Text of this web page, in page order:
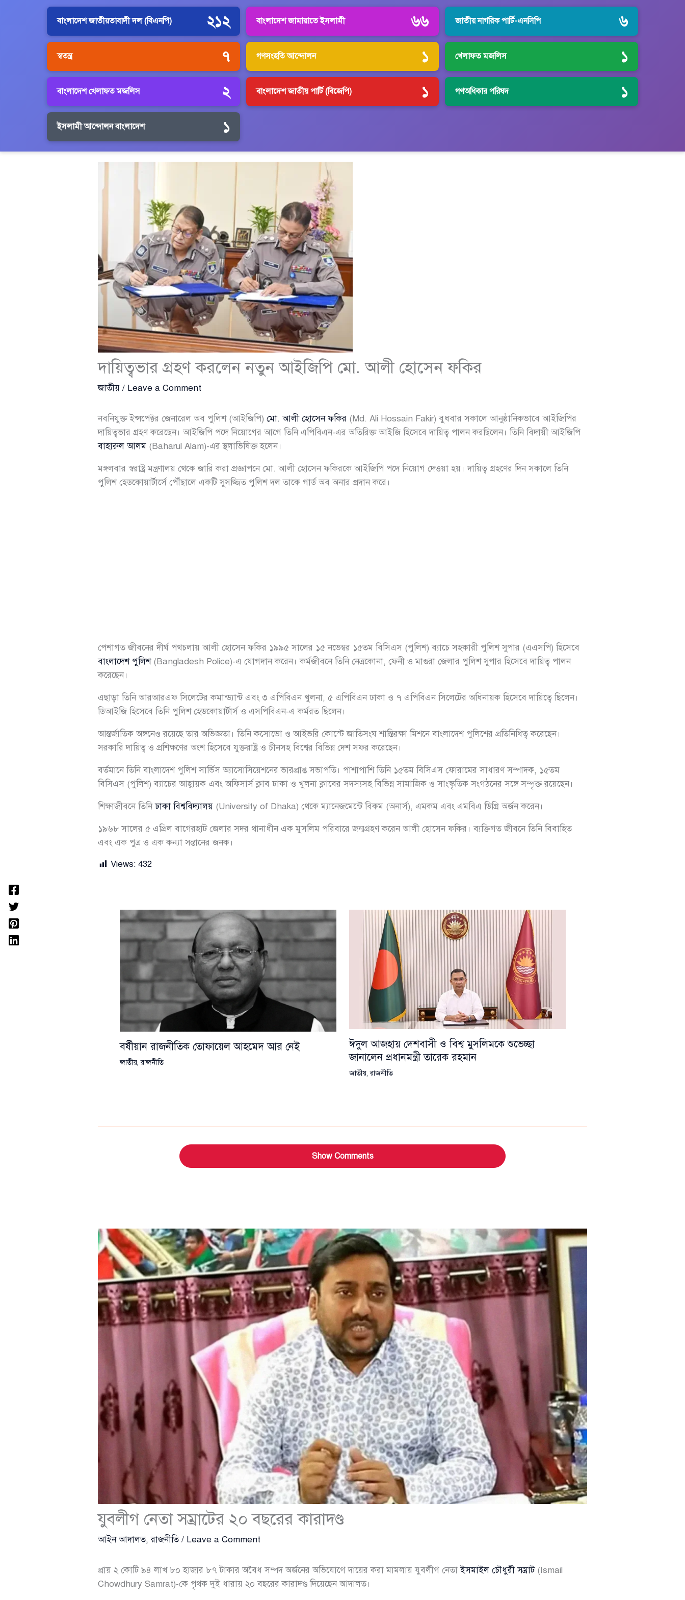
বাংলাদেশ জাতীয়তাবাদী দল (বিএনপি) ২১২ বাংলাদেশ জামায়াতে ইসলামী ৬৬ জাতীয় নাগরিক পার্টি-এনসিপি ৬
স্বতন্ত্র ৭ গণসংহতি আন্দোলন ১ খেলাফত মজলিস ১
বাংলাদেশ খেলাফত মজলিস ২ বাংলাদেশ জাতীয় পার্টি (বিজেপি) ১ গণঅধিকার পরিষদ ১
ইসলামী আন্দোলন বাংলাদেশ ১
দায়িত্বভার গ্রহণ করলেন নতুন আইজিপি মো. আলী হোসেন ফকির
জাতীয় / Leave a Comment
নবনিযুক্ত ইন্সপেক্টর জেনারেল অব পুলিশ (আইজিপি) মো. আলী হোসেন ফকির (Md. Ali Hossain Fakir) বুধবার সকালে আনুষ্ঠানিকভাবে আইজিপির
দায়িত্বভার গ্রহণ করেছেন। আইজিপি পদে নিয়োগের আগে তিনি এপিবিএন-এর অতিরিক্ত আইজি হিসেবে দায়িত্ব পালন করছিলেন। তিনি বিদায়ী আইজিপি
বাহারুল আলম (Baharul Alam)-এর স্থলাভিষিক্ত হলেন।
মঙ্গলবার স্বরাষ্ট্র মন্ত্রণালয় থেকে জারি করা প্রজ্ঞাপনে মো. আলী হোসেন ফকিরকে আইজিপি পদে নিয়োগ দেওয়া হয়। দায়িত্ব গ্রহণের দিন সকালে তিনি
পুলিশ হেডকোয়ার্টার্সে পৌঁছালে একটি সুসজ্জিত পুলিশ দল তাকে গার্ড অব অনার প্রদান করে।
পেশাগত জীবনের দীর্ঘ পথচলায় আলী হোসেন ফকির ১৯৯৫ সালের ১৫ নভেম্বর ১৫তম বিসিএস (পুলিশ) ব্যাচে সহকারী পুলিশ সুপার (এএসপি) হিসেবে
বাংলাদেশ পুলিশ(Bangladesh Police)-এ যোগদান করেন। কর্মজীবনে তিনি নেত্রকোনা, ফেনী ও মাগুরা জেলার পুলিশ সুপার হিসেবে দায়িত্ব পালন
করেছেন।
এছাড়া তিনি আরআরএফ সিলেটের কমান্ড্যান্ট এবং ৩ এপিবিএন খুলনা, ৫ এপিবিএন ঢাকা ও ৭ এপিবিএন সিলেটের অধিনায়ক হিসেবে দায়িত্বে ছিলেন।
ডিআইজি হিসেবে তিনি পুলিশ হেডকোয়ার্টার্স ও এসপিবিএন-এ কর্মরত ছিলেন।
আন্তর্জাতিক অঙ্গনেও রয়েছে তার অভিজ্ঞতা। তিনি কসোভো ও আইভরি কোস্টে জাতিসংঘ শান্তিরক্ষা মিশনে বাংলাদেশ পুলিশের প্রতিনিধিত্ব করেছেন।
সরকারি দায়িত্ব ও প্রশিক্ষণের অংশ হিসেবে যুক্তরাষ্ট্র ও চীনসহ বিশ্বের বিভিন্ন দেশ সফর করেছেন।
বর্তমানে তিনি বাংলাদেশ পুলিশ সার্ভিস অ্যাসোসিয়েশনের ভারপ্রাপ্ত সভাপতি। পাশাপাশি তিনি ১৫তম বিসিএস ফোরামের সাধারণ সম্পাদক, ১৫তম
বিসিএস (পুলিশ) ব্যাচের আহ্বায়ক এবং অফিসার্স ক্লাব ঢাকা ও খুলনা ক্লাবের সদস্যসহ বিভিন্ন সামাজিক ও সাংস্কৃতিক সংগঠনের সঙ্গে সম্পৃক্ত রয়েছেন।
শিক্ষাজীবনে তিনিঢাকা বিশ্ববিদ্যালয় (University of Dhaka) থেকে ম্যানেজমেন্টে বিকম (অনার্স), এমকম এবং এমবিএ ডিগ্রি অর্জন করেন।
১৯৬৮ সালের ৫ এপ্রিল বাগেরহাট জেলার সদর থানাধীন এক মুসলিম পরিবারে জন্মগ্রহণ করেন আলী হোসেন ফকির। ব্যক্তিগত জীবনে তিনি বিবাহিত
এবং এক পুত্র ও এক কন্যা সন্তানের জনক।
Views: 432
বর্ষীয়ান রাজনীতিক তোফায়েল আহমেদ আর নেই
জাতীয়,রাজনীতি
ঈদুল আজহায় দেশবাসী ও বিশ্ব মুসলিমকে শুভেচ্ছা
জানালেন প্রধানমন্ত্রী তারেক রহমান
জাতীয়,রাজনীতি
Show Comments
যুবলীগ নেতা সম্রাটের ২০ বছরের কারাদণ্ড
আইন আদালত,রাজনীতি/ Leave a Comment
প্রায় ২ কোটি ৯৪ লাখ ৮০ হাজার ৮৭ টাকার অবৈধ সম্পদ অর্জনের অভিযোগে দায়ের করা মামলায় যুবলীগ নেতাইসমাইল চৌধুরী সম্রাট(Ismail
Chowdhury Samrat)-কে পৃথক দুই ধারায় ২০ বছরের কারাদণ্ড দিয়েছেন আদালত।